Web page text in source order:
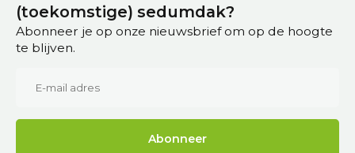
(toekomstige) sedumdak?
Abonneer je op onze nieuwsbrief om op de hoogte
te blijven.
Abonneer